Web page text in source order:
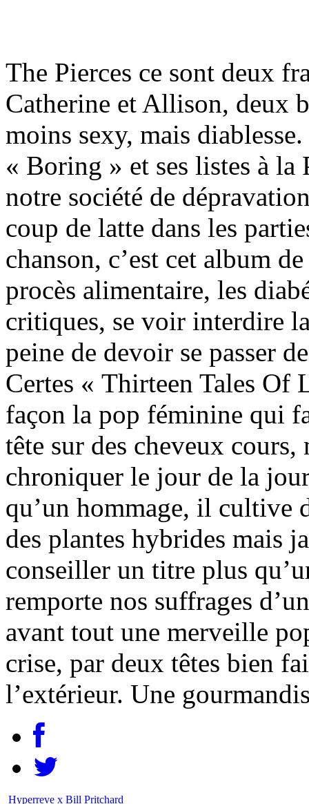
The Pierces ce sont deux
Catherine et Allison, deux
moins sexy, mais
« Boring » et ses listes à la
notre société de
coup de latte dans les
chanson, c’est cet album
procès alimentaire, les
critiques, se voir interdire
peine de devoir se passer
Certes « Thirteen Tales Of
façon la pop féminine qui
tête sur des cheveux
chroniquer le jour de la
qu’un hommage, il cultive
des plantes hybrides mais
conseiller un titre plus
remporte nos suffrages
avant tout une merveille
crise, par deux têtes bien
l’extérieur. Une
Hyperreve x Bill Pritchard